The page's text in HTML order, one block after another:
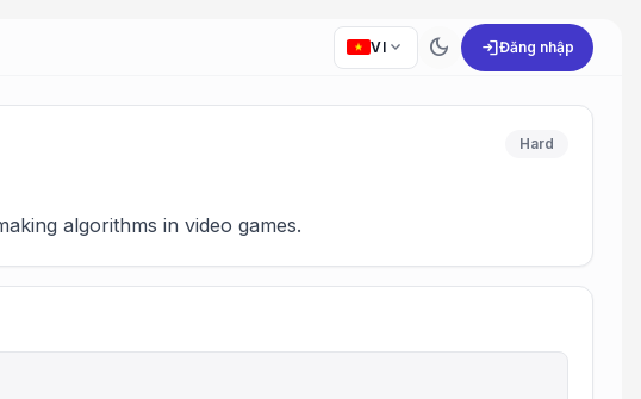
VI expand_more dark_mode loginĐăng nhập
Hard
algorithms in video games.